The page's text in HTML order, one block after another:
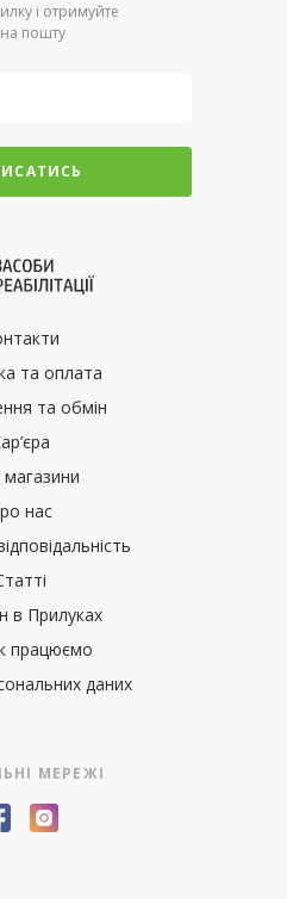
і отримуйте
на пошту
та оплата
та обмін
магазини
нас
в Прилуках
працюємо
даних
МЕРЕЖІ